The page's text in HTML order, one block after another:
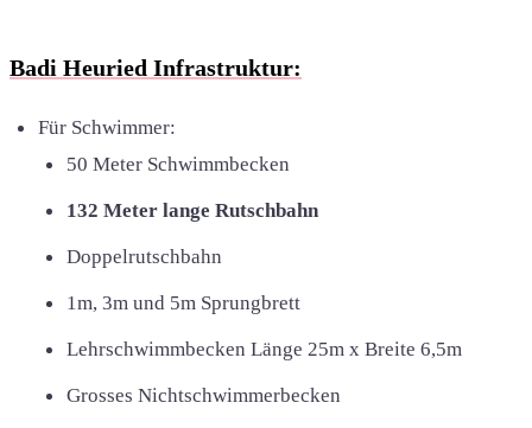
Badi Heuried Infrastruktur:
Für Schwimmer:
50 Meter Schwimmbecken
132 Meter lange Rutschbahn
Doppelrutschbahn
1m, 3m und 5m Sprungbrett
Lehrschwimmbecken Länge 25m x Breite 6,5m
Grosses Nichtschwimmerbecken